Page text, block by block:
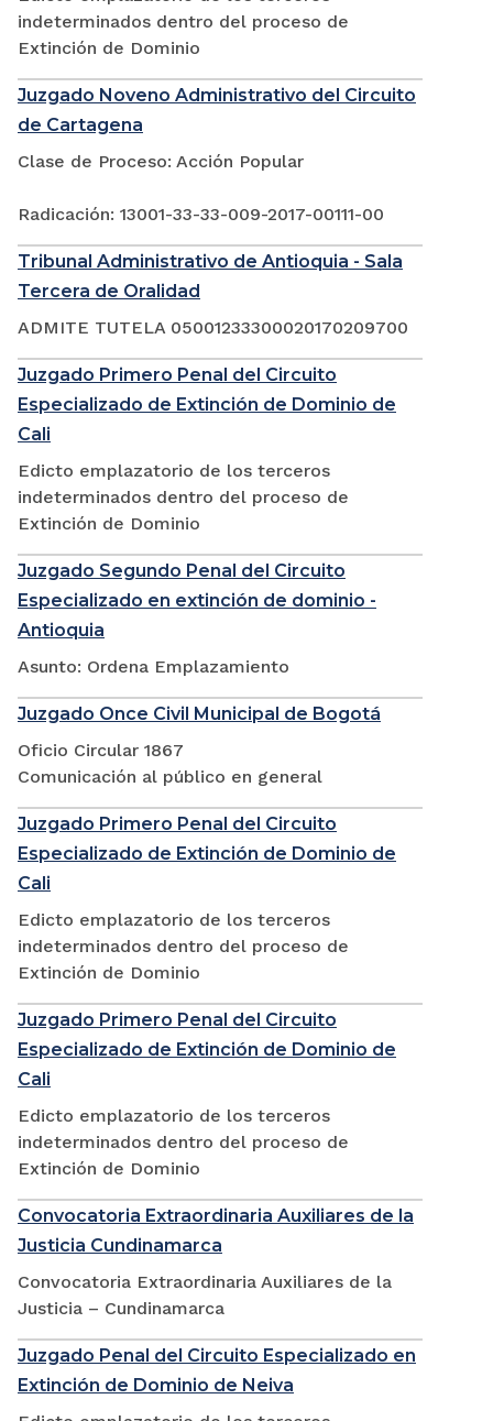
indeterminados dentro del proceso de
Extinción de Dominio
Juzgado Noveno Administrativo del Circuito
de Cartagena
Clase de Proceso: Acción Popular
Radicación: 13001-33-33-009-2017-00111-00
Tribunal Administrativo de Antioquia - Sala
Tercera de Oralidad
ADMITE TUTELA 05001233300020170209700
Juzgado Primero Penal del Circuito
Especializado de Extinción de Dominio de
Cali
Edicto emplazatorio de los terceros
indeterminados dentro del proceso de
Extinción de Dominio
Juzgado Segundo Penal del Circuito
Especializado en extinción de dominio -
Antioquia
Asunto: Ordena Emplazamiento
Juzgado Once Civil Municipal de Bogotá
Oficio Circular 1867
Comunicación al público en general
Juzgado Primero Penal del Circuito
Especializado de Extinción de Dominio de
Cali
Edicto emplazatorio de los terceros
indeterminados dentro del proceso de
Extinción de Dominio
Juzgado Primero Penal del Circuito
Especializado de Extinción de Dominio de
Cali
Edicto emplazatorio de los terceros
indeterminados dentro del proceso de
Extinción de Dominio
Convocatoria Extraordinaria Auxiliares de la
Justicia Cundinamarca
Convocatoria Extraordinaria Auxiliares de la
Justicia – Cundinamarca
Juzgado Penal del Circuito Especializado en
Extinción de Dominio de Neiva